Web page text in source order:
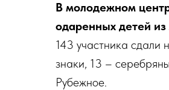
В молодежном
одаренных детей
143 участника сдали
знаки, 13 –
Рубежное.